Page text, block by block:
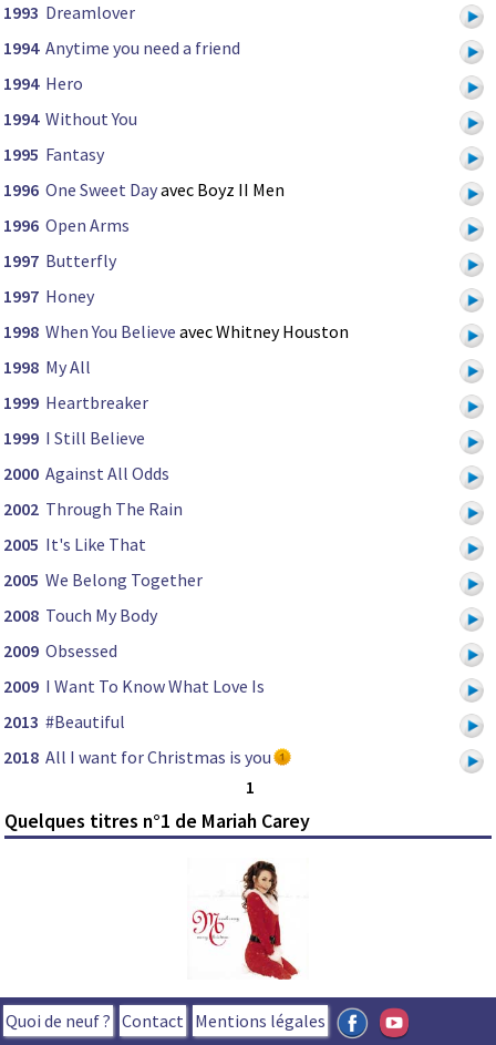
1993 Dreamlover
1994 Anytime you need a friend
1994 Hero
1994 Without You
1995 Fantasy
1996 One Sweet Dayavec Boyz II Men
1996 Open Arms
1997 Butterfly
1997 Honey
1998 When You Believe avec Whitney Houston
1998 My All
1999 Heartbreaker
1999 I Still Believe
2000 Against All Odds
2002 Through The Rain
2005 It's Like That
2005 We Belong Together
2008 Touch My Body
2009 Obsessed
2009 I Want To Know What Love Is
2013 #Beautiful
2018 All I want for Christmas is you
1
Quelques titres n°1 de Mariah Carey
Quoi de neuf ? Contact Mentions légales